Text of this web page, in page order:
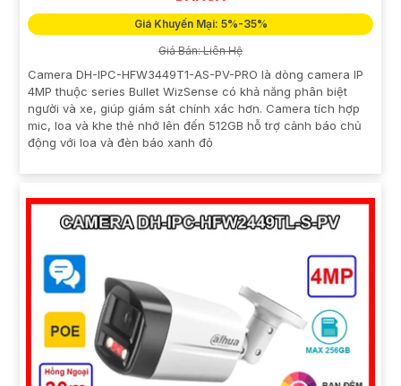
Giá Khuyến Mại: 5%-35%
Giá Bán: Liên Hệ
Camera DH-IPC-HFW3449T1-AS-PV-PRO là dòng camera IP
4MP thuộc series Bullet WizSense có khả năng phân biệt
người và xe, giúp giám sát chính xác hơn. Camera tích hợp
mic, loa và khe thẻ nhớ lên đến 512GB hỗ trợ cảnh báo chủ
động với loa và đèn báo xanh đỏ